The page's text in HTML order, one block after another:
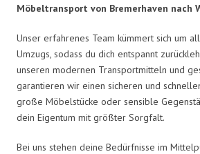
Möbeltransport von Bremerhaven nach
Unser erfahrenes Team kümmert sich um
Umzugs, sodass du dich entspannt
unseren modernen Transportmitteln und
garantieren wir einen sicheren und
große Möbelstücke oder sensible
dein Eigentum mit größter Sorgfalt.
Bei uns stehen deine Bedürfnisse im